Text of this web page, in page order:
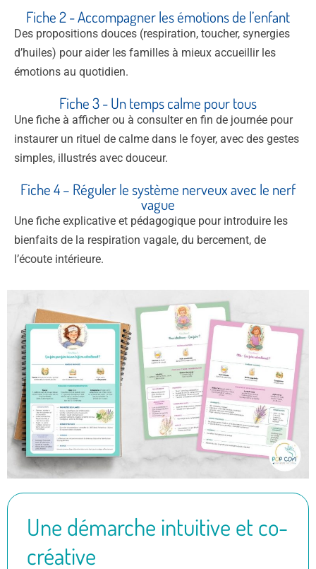
Fiche 2 - Accompagner les émotions de l’enfant
Des propositions douces (respiration, toucher, synergies
d’huiles) pour aider les familles à mieux accueillir les
émotions au quotidien.
Fiche 3 - Un temps calme pour tous
Une fiche à afficher ou à consulter en fin de journée pour
instaurer un rituel de calme dans le foyer, avec des gestes
simples, illustrés avec douceur.
Fiche 4 – Réguler le système nerveux avec le nerf
vague
Une fiche explicative et pédagogique pour introduire les
bienfaits de la respiration vagale, du bercement, de
l’écoute intérieure.
Une démarche intuitive et co-
créative